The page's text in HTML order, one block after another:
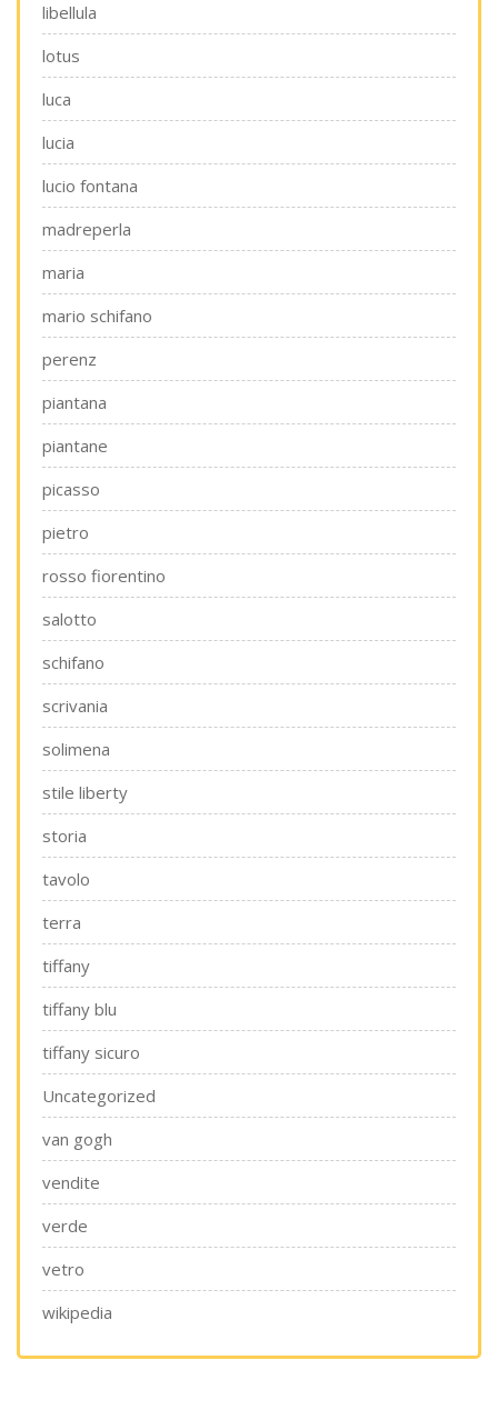
libellula
lotus
luca
lucia
lucio fontana
madreperla
maria
mario schifano
perenz
piantana
piantane
picasso
pietro
rosso fiorentino
salotto
schifano
scrivania
solimena
stile liberty
storia
tavolo
terra
tiffany
tiffany blu
tiffany sicuro
Uncategorized
van gogh
vendite
verde
vetro
wikipedia